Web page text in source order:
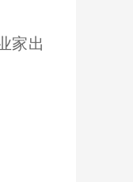
家出